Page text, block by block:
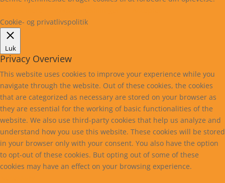
Cookie- og privatlivspolitik
Luk
Privacy Overview
This website uses cookies to improve your experience while you
navigate through the website. Out of these cookies, the cookies
that are categorized as necessary are stored on your browser as
they are essential for the working of basic functionalities of the
website. We also use third-party cookies that help us analyze and
understand how you use this website. These cookies will be stored
in your browser only with your consent. You also have the option
to opt-out of these cookies. But opting out of some of these
cookies may have an effect on your browsing experience.